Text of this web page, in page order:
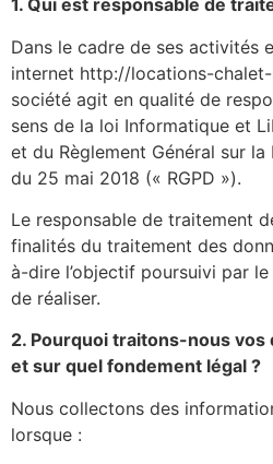
1. Qui est responsable de
Dans le cadre de ses activités
internet http://locations-chalet-
société agit en qualité de
sens de la loi Informatique et
et du Règlement Général sur
du 25 mai 2018 (« RGPD »).
Le responsable de traitement
finalités du traitement des
à-dire l’objectif poursuivi par
de réaliser.
2. Pourquoi traitons-nous
et sur quel fondement légal ?
Nous collectons des
lorsque :